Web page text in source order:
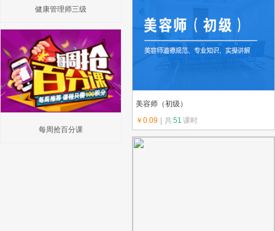
健康管理师三级
每周抢百分课
美容师（初级）
￥0.09
共51 课时
上传教师：金色未来